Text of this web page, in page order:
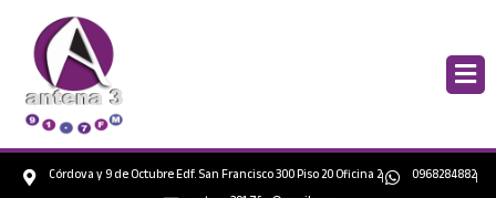
contenido
Córdova y 9 de Octubre Edf. San Francisco 300 Piso 20 Oficina 2
0968284882